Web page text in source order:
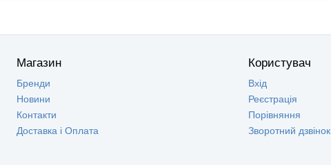
Магазин
Бренди
Новини
Контакти
Доставка і Оплата
Користувач
Вхід
Реєстрація
Порівняння
Зворотний дзвінок